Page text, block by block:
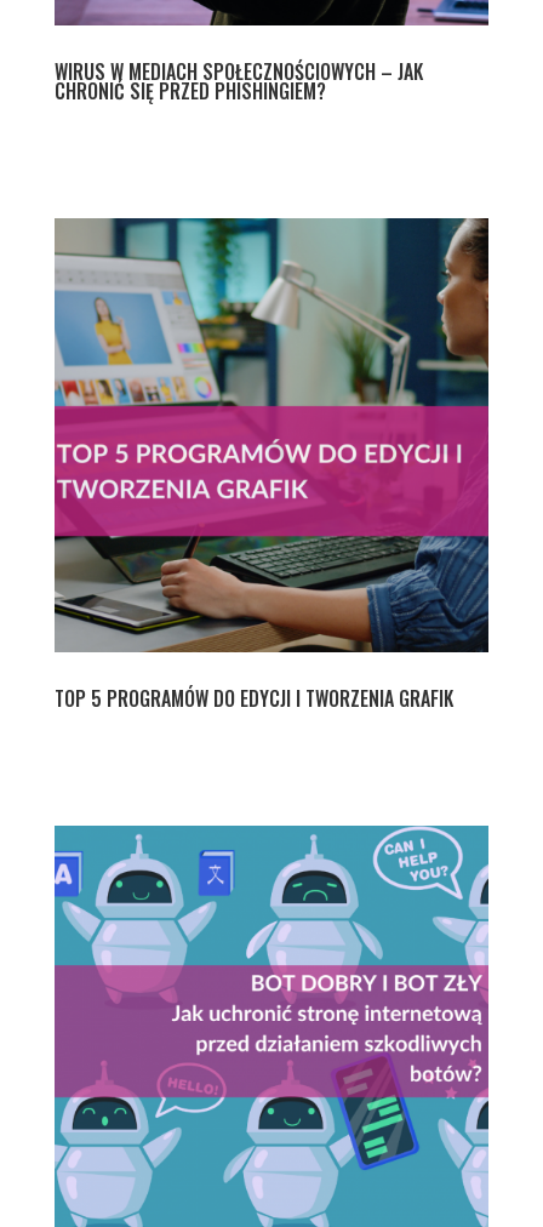
WIRUS W MEDIACH SPOŁECZNOŚCIOWYCH – JAK
CHRONIĆ SIĘ PRZED PHISHINGIEM?
TOP 5 PROGRAMÓW DO EDYCJI I TWORZENIA GRAFIK